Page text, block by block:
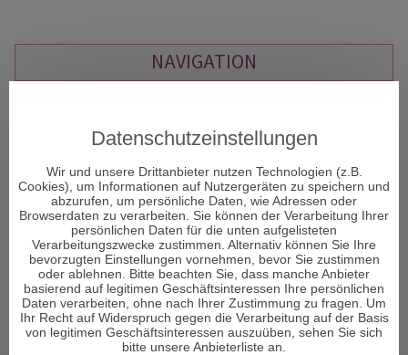
NAVIGATION
Kartenlegen Gratisgespräch
Kartenlegen am Telefon
Liebestarot
Dualseelenliebe
Astrologische Beratung am Telefon
Tarotkarten Bedeutung
Reguläre Webseite
Datenschutzeinstellungen
Wir und unsere Drittanbieter nutzen Technologien (z.B.
Cookies), um Informationen auf Nutzergeräten zu speichern und
abzurufen, um persönliche Daten, wie Adressen oder
Browserdaten zu verarbeiten. Sie können der Verarbeitung Ihrer
persönlichen Daten für die unten aufgelisteten
Verarbeitungszwecke zustimmen. Alternativ können Sie Ihre
bevorzugten Einstellungen vornehmen, bevor Sie zustimmen
oder ablehnen. Bitte beachten Sie, dass manche Anbieter
basierend auf legitimen Geschäftsinteressen Ihre persönlichen
Daten verarbeiten, ohne nach Ihrer Zustimmung zu fragen. Um
Ihr Recht auf Widerspruch gegen die Verarbeitung auf der Basis
von legitimen Geschäftsinteressen auszuüben, sehen Sie sich
bitte unsere Anbieterliste an.